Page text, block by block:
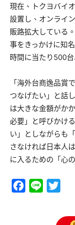
現在、トクヨバイ
設置し、オンライ
販路拡大している
事をきっかけに知
時間に当たり500
「海外台商逸品賞
つなげたい」と話
は大きな金額がか
必要」と呼びかけ
い」としながらも
さなければ日本人
に入るための「心
Facebook
Line